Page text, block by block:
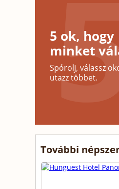
5 ok, hogy
minket
Spórolj, válassz
utazz többet.
További